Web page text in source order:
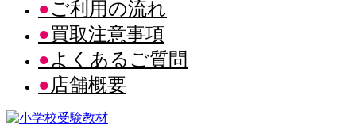
ご利用の流れ
買取注意事項
よくあるご質問
店舗概要